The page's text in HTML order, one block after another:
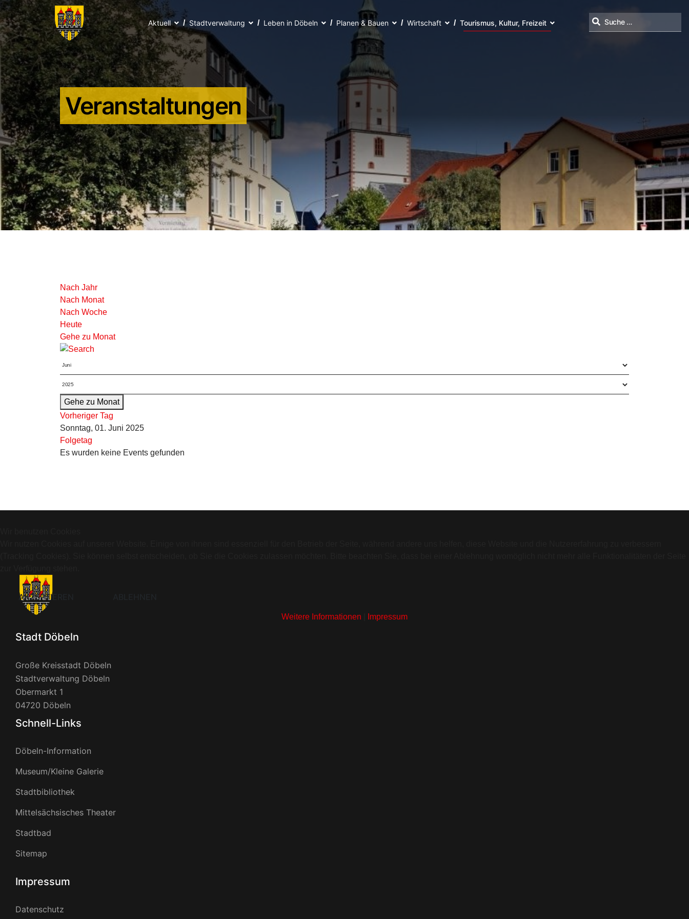
Aktuell Stadtverwaltung Leben in Döbeln Planen & Bauen Wirtschaft Tourismus, Kultur, Freizeit
Veranstaltungen
Nach Jahr
Nach Monat
Nach Woche
Heute
Gehe zu Monat
Gehe zu Monat
Vorheriger Tag
Sonntag, 01. Juni 2025
Folgetag
Es wurden keine Events gefunden
Stadt Döbeln
Große Kreisstadt Döbeln
Stadtverwaltung Döbeln
Obermarkt 1
04720 Döbeln
Schnell-Links
Döbeln-Information
Museum/Kleine Galerie
Stadtbibliothek
Mittelsächsisches Theater
Stadtbad
Sitemap
Impressum
Datenschutz
AKZEPTIEREN
Weitere Informationen Impressum